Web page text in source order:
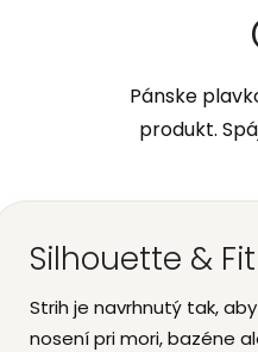
Pánske
produkt.
Silhouette & Fit
Strih je navrhnutý tak,
nosení pri mori, bazéne